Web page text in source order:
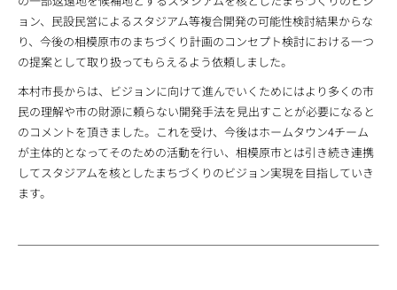
ョン、民設民営によるスタジアム等複合開発の可能性検討結果からな
り、今後の相模原市のまちづくり計画のコンセプト検討における一つ
の提案として取り扱ってもらえるよう依頼しました。
本村市長からは、ビジョンに向けて進んでいくためにはより多くの市
民の理解や市の財源に頼らない開発手法を見出すことが必要になると
のコメントを頂きました。これを受け、今後はホームタウン4チーム
が主体的となってそのための活動を行い、相模原市とは引き続き連携
してスタジアムを核としたまちづくりのビジョン実現を目指していき
ます。